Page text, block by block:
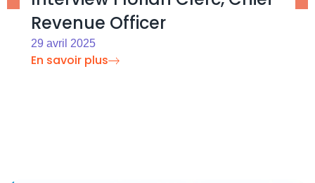
Revenue Officer
29 avril 2025
En savoir plus